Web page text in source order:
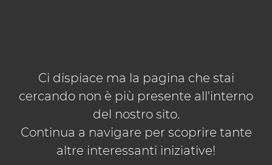
Ci dispiace ma la pagina che stai
cercando non è più presente all'interno
del nostro sito.
Continua a navigare per scoprire tante
altre interessanti iniziative!